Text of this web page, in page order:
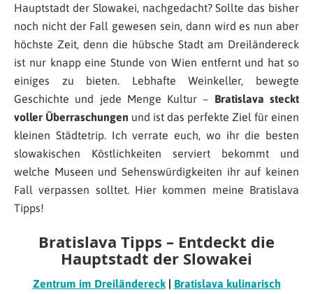
Hauptstadt der Slowakei, nachgedacht? Sollte das bisher
noch nicht der Fall gewesen sein, dann wird es nun aber
höchste Zeit, denn die hübsche Stadt am Dreiländereck
ist nur knapp eine Stunde von Wien entfernt und hat so
einiges zu bieten. Lebhafte Weinkeller, bewegte
Geschichte und jede Menge Kultur – Bratislava steckt
voller Überraschungen und ist das perfekte Ziel für einen
kleinen Städtetrip. Ich verrate euch, wo ihr die besten
slowakischen Köstlichkeiten serviert bekommt und
welche Museen und Sehenswürdigkeiten ihr auf keinen
Fall verpassen solltet. Hier kommen meine Bratislava
Tipps!
Bratislava Tipps – Entdeckt die
Hauptstadt der Slowakei
Zentrum im Dreiländereck| Bratislava kulinarisch